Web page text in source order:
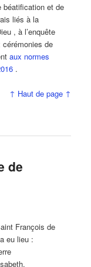
béatification et de
liés à la
, à l’enquête
de
aux normes
.
↑ Haut de page ↑
de
François de
eu lieu :